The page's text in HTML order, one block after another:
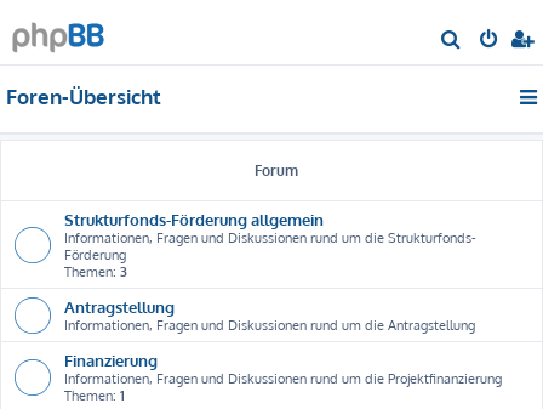
u
Foren-Übersicht
Forum
Strukturfonds-Förderung allgemein
Informationen, Fragen und Diskussionen rund um die Strukturfonds-
Förderung
Themen: 3
Antragstellung
Informationen, Fragen und Diskussionen rund um die Antragstellung
Finanzierung
Informationen, Fragen und Diskussionen rund um die Projektfinanzierung
Themen: 1